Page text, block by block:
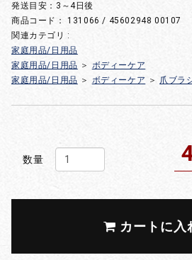
発送目安：3～4日後
商品コード：131066 / 45602948 00107
関連カテゴリ :
家庭用品/日用品
家庭用品/日用品 ＞ ボディーケア
家庭用品/日用品 ＞ ボディーケア ＞ 爪ブラ
数量
カートに入